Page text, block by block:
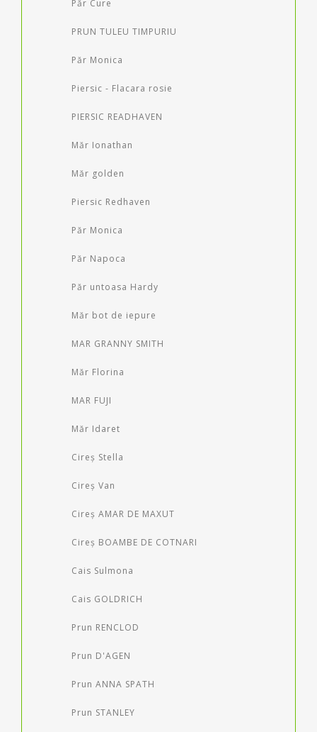
Păr Cure
PRUN TULEU TIMPURIU
Păr Monica
Piersic - Flacara rosie
PIERSIC READHAVEN
Măr Ionathan
Măr golden
Piersic Redhaven
Păr Monica
Păr Napoca
Păr untoasa Hardy
Măr bot de iepure
MAR GRANNY SMITH
Măr Florina
MAR FUJI
Măr Idaret
Cireș Stella
Cireș Van
Cireș AMAR DE MAXUT
Cireș BOAMBE DE COTNARI
Cais Sulmona
Cais GOLDRICH
Prun RENCLOD
Prun D'AGEN
Prun ANNA SPATH
Prun STANLEY